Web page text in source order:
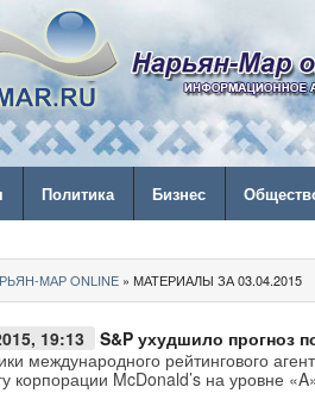
Политика Бизнес
МАР ONLINE » МАТЕРИАЛЫ ЗА 03.04.2015
19:13
S&P ухудшило прогноз
международного рейтингового
корпорации McDonald’s на уровне